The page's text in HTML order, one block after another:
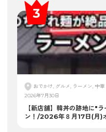
おでかけ, グルメ, ラーメン, 中
2026年7月30日
【新店舗】韓丼の跡地に"
ン！/2026年８月17日(月)